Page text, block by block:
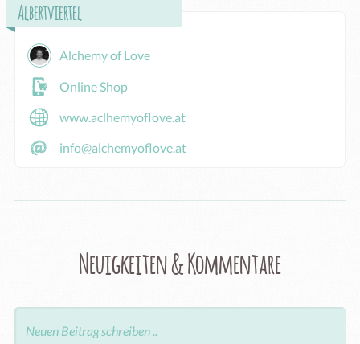
Albertviertel
Alchemy of Love
Online Shop
www.aclhemyoflove.at
info@alchemyoflove.at
Neuigkeiten & Kommentare